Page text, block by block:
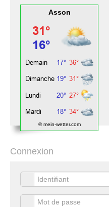
Asson
© mein-wetter.com
Connexion